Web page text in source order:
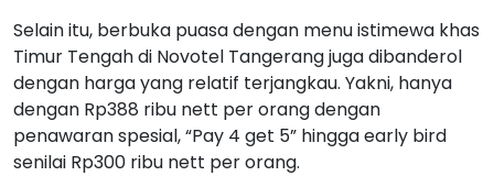
Selain itu, berbuka puasa dengan menu istimewa khas
Timur Tengah di Novotel Tangerang juga dibanderol
dengan harga yang relatif terjangkau. Yakni, hanya
dengan Rp388 ribu nett per orang dengan
penawaran spesial, “Pay 4 get 5” hingga early bird
senilai Rp300 ribu nett per orang.